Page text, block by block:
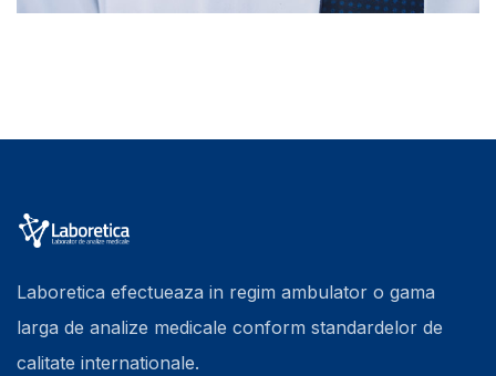
Laboretica efectueaza in regim ambulator o gama
larga de analize medicale conform standardelor de
calitate internationale.